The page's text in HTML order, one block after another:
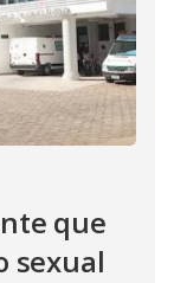
que
sexual